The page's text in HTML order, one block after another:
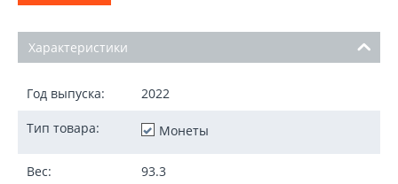
Характеристики
Год выпуска: 2022
Тип товара: Монеты
Вес: 93.3